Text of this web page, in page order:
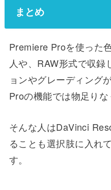
まとめ
Premiere Proを使った
人や、RAW形式で収
ョンやグレーディング
Proの機能では物足りな
そんな人はDaVinci
ることも選択肢に入れ
す。